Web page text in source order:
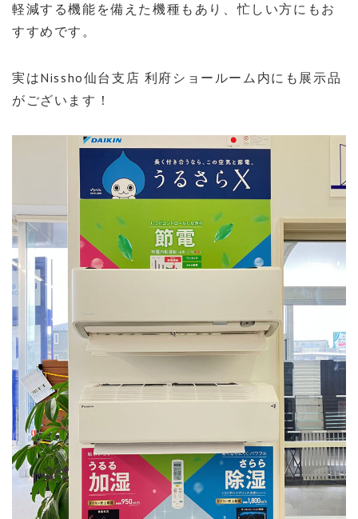
軽減する機能を備えた機種もあり、忙しい方にもお
すすめです。
実はNissho仙台支店 利府ショールーム内にも展示品
がございます！